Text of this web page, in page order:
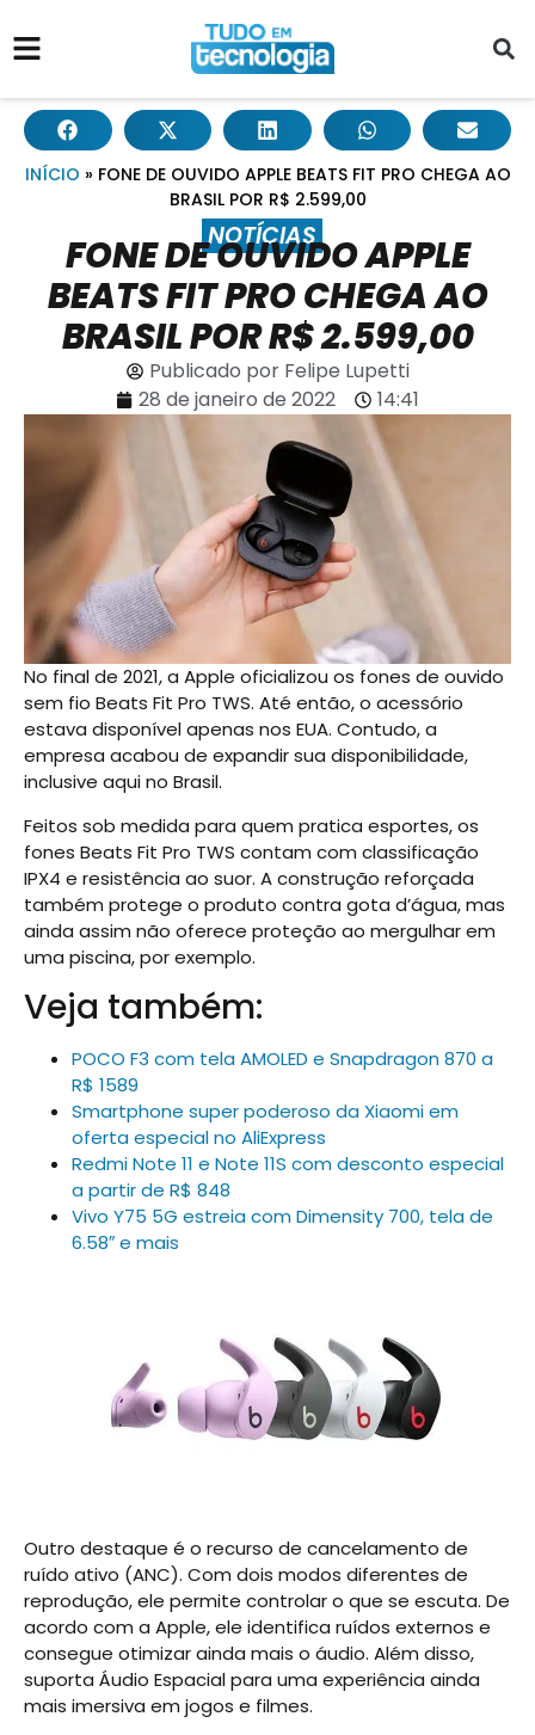
INÍCIO » FONE DE OUVIDO APPLE BEATS FIT PRO CHEGA AO
BRASIL POR R$ 2.599,00
NOTÍCIAS
FONE DE OUVIDO APPLE
BEATS FIT PRO CHEGA AO
BRASIL POR R$ 2.599,00
Publicado porFelipe Lupetti
28 de janeiro de 2022
14:41
No final de 2021, a Apple oficializou os fones de ouvido
sem fio Beats Fit Pro TWS. Até então, o acessório
estava disponível apenas nos EUA. Contudo, a
empresa acabou de expandir sua disponibilidade,
inclusive aqui no Brasil.
Feitos sob medida para quem pratica esportes, os
fones Beats Fit Pro TWS contam com classificação
IPX4 e resistência ao suor. A construção reforçada
também protege o produto contra gota d’água, mas
ainda assim não oferece proteção ao mergulhar em
uma piscina, por exemplo.
Veja também:
POCO F3 com tela AMOLED e Snapdragon 870 a
R$ 1589
Smartphone super poderoso da Xiaomi em
oferta especial no AliExpress
Redmi Note 11 e Note 11S com desconto especial
a partir de R$ 848
Vivo Y75 5G estreia com Dimensity 700, tela de
6.58″ e mais
Outro destaque é o recurso de cancelamento de
ruído ativo (ANC). Com dois modos diferentes de
reprodução, ele permite controlar o que se escuta. De
acordo com a Apple, ele identifica ruídos externos e
consegue otimizar ainda mais o áudio. Além disso,
suporta Áudio Espacial para uma experiência ainda
mais imersiva em jogos e filmes.